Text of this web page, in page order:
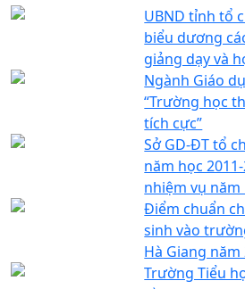
UBND tỉnh tổ
biểu dương
giảng dạy và
Ngành Giáo
“Trường học
tích cực”
Sở GD-ĐT tổ
năm học
nhiệm vụ năm
Điểm chuẩn
sinh vào
Hà Giang năm
Trường Tiểu